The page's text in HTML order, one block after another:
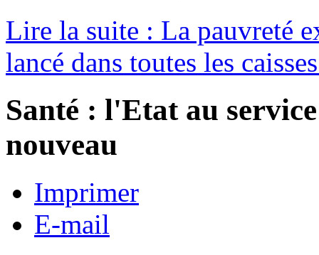
Lire la suite : La pauvreté
lancé dans toutes les
Santé : l'Etat au
nouveau
Imprimer
E-mail